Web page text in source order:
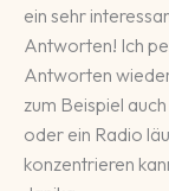
ein sehr
Antworten! Ich
Antworten
zum Beispiel
oder ein Radio
konzentrieren